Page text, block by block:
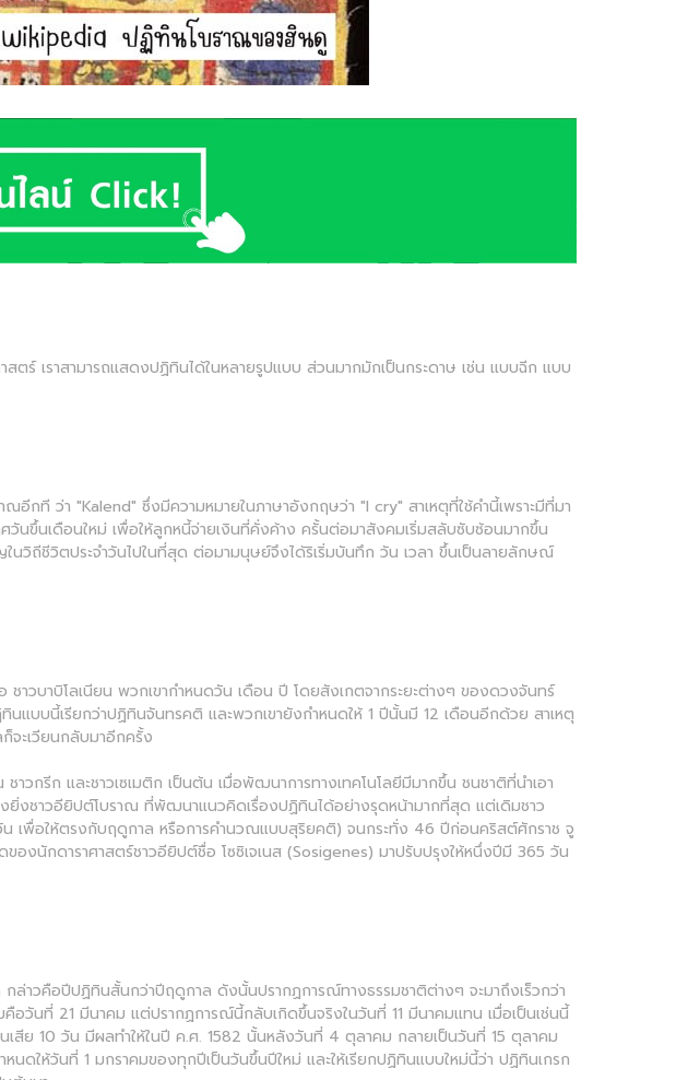
ตร์ เราสามารถแสดงปฏิทินได้ในหลายรูปแบบ ส่วนมากมักเป็นกระดาษ เช่น แบบฉีก แบบ
กที ว่า "Kalend" ซึ่งมีความหมายในภาษาอังกฤษว่า "I cry" สาเหตุที่ใช้คำนี้เพราะมีที่มา
นขึ้นเดือนใหม่ เพื่อให้ลูกหนี้จ่ายเงินที่คั่งค้าง ครั้นต่อมาสังคมเริ่มสลับซับซ้อนมากขึ้น
วิถีชีวิตประจำวันไปในที่สุด ต่อมามนุษย์จึงได้ริเริ่มบันทึก วัน เวลา ขึ้นเป็นลายลักษณ์
วบาบิโลเนียน พวกเขากำหนดวัน เดือน ปี โดยสังเกตจากระยะต่างๆ ของดวงจันทร์
นแบบนี้เรียกว่าปฏิทินจันทรคติ และพวกเขายังกำหนดให้ 1 ปีนั้นมี 12 เดือนอีกด้วย สาเหตุ
จะเวียนกลับมาอีกครั้ง
วกรีก และชาวเซเมติก เป็นต้น เมื่อพัฒนาการทางเทคโนโลยีมีมากขึ้น ชนชาติที่นำเอา
ยิ่งชาวอียิปต์โบราณ ที่พัฒนาแนวคิดเรื่องปฏิทินได้อย่างรุดหน้ามากที่สุด แต่เดิมชาว
เพื่อให้ตรงกับฤดูกาล หรือการคำนวณแบบสุริยคติ) จนกระทั่ง 46 ปีก่อนคริสต์ศักราช จู
องนักดาราศาสตร์ชาวอียิปต์ชื่อ โซซิเจเนส (Sosigenes) มาปรับปรุงให้หนึ่งปีมี 365 วัน
ล่าวคือปีปฏิทินสั้นกว่าปีฤดูกาล ดังนั้นปรากฏการณ์ทางธรรมชาติต่างๆ จะมาถึงเร็วกว่า
วันที่ 21 มีนาคม แต่ปรากฏการณ์นี้กลับเกิดขึ้นจริงในวันที่ 11 มีนาคมแทน เมื่อเป็นเช่นนี้
เสีย 10 วัน มีผลทำให้ในปี ค.ศ. 1582 นั้นหลังวันที่ 4 ตุลาคม กลายเป็นวันที่ 15 ตุลาคม
ดให้วันที่ 1 มกราคมของทุกปีเป็นวันขึ้นปีใหม่ และให้เรียกปฏิทินแบบใหม่นี้ว่า ปฏิทินเกรก